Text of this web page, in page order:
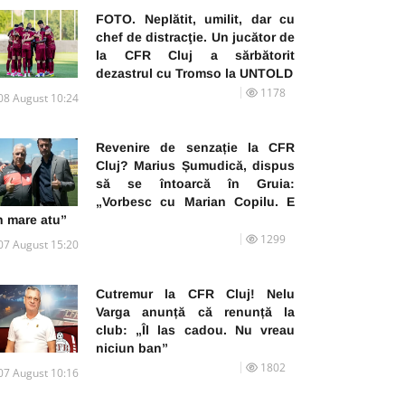
FOTO. Neplătit, umilit, dar cu
chef de distracţie. Un jucător de
la CFR Cluj a sărbătorit
dezastrul cu Tromso la UNTOLD
August 10:24 1178
Revenire de senzație la CFR
Cluj? Marius Șumudică, dispus
să se întoarcă în Gruia:
„Vorbesc cu Marian Copilu. E
mare atu”
August 15:20 1299
Cutremur la CFR Cluj! Nelu
Varga anunță că renunță la
club: „Îl las cadou. Nu vreau
niciun ban”
August 10:16 1802